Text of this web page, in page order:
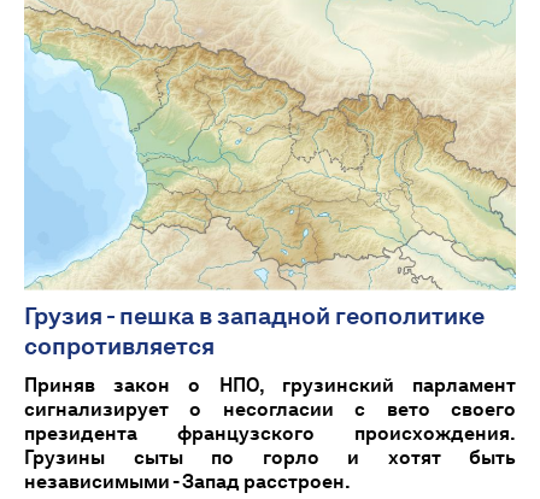
Грузия - пешка в западной геополитике
сопротивляется
Приняв закон о НПО, грузинский парламент
сигнализирует о несогласии с вето своего
президента французского происхождения.
Грузины сыты по горло и хотят быть
независимыми - Запад расстроен.